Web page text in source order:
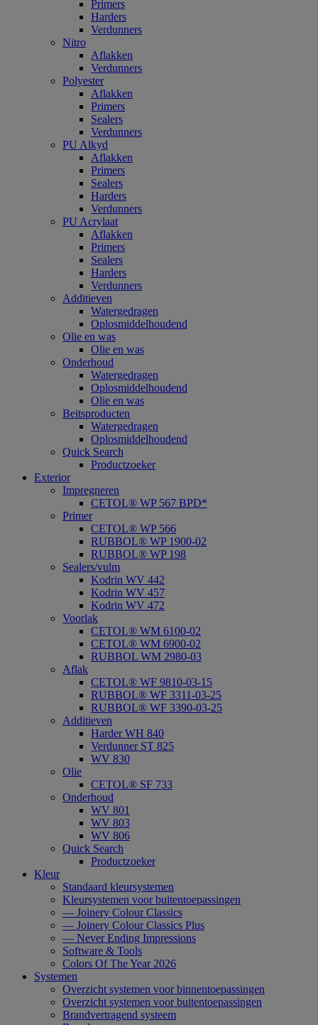
Primers
Harders
Verdunners
Nitro
Aflakken
Verdunners
Polyester
Aflakken
Primers
Sealers
Verdunners
PU Alkyd
Aflakken
Primers
Sealers
Harders
Verdunners
PU Acrylaat
Aflakken
Primers
Sealers
Harders
Verdunners
Additieven
Watergedragen
Oplosmiddelhoudend
Olie en was
Olie en was
Onderhoud
Watergedragen
Oplosmiddelhoudend
Olie en was
Beitsproducten
Watergedragen
Oplosmiddelhoudend
Quick Search
Productzoeker
Exterior
Impregneren
CETOL® WP 567 BPD*
Primer
CETOL® WP 566
RUBBOL® WP 1900-02
RUBBOL® WP 198
Sealers/vulm
Kodrin WV 442
Kodrin WV 457
Kodrin WV 472
Voorlak
CETOL® WM 6100-02
CETOL® WM 6900-02
RUBBOL WM 2980-03
Aflak
CETOL® WF 9810-03-15
RUBBOL® WF 3311-03-25
RUBBOL® WF 3390-03-25
Additieven
Harder WH 840
Verdunner ST 825
WV 830
Olie
CETOL® SF 733
Onderhoud
WV 801
WV 803
WV 806
Quick Search
Productzoeker
Kleur
Standaard kleursystemen
Kleursystemen voor buitentoepassingen
— Joinery Colour Classics
— Joinery Colour Classics Plus
— Never Ending Impressions
Software & Tools
Colors Of The Year 2026
Systemen
Overzicht systemen voor binnentoepassingen
Overzicht systemen voor buitentoepassingen
Brandvertragend systeem